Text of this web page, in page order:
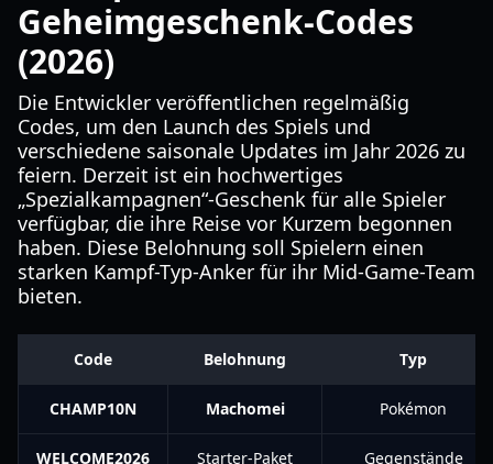
Geheimgeschenk-Codes
(2026)
Die Entwickler veröffentlichen regelmäßig
Codes, um den Launch des Spiels und
verschiedene saisonale Updates im Jahr 2026 zu
feiern. Derzeit ist ein hochwertiges
„Spezialkampagnen“-Geschenk für alle Spieler
verfügbar, die ihre Reise vor Kurzem begonnen
haben. Diese Belohnung soll Spielern einen
starken Kampf-Typ-Anker für ihr Mid-Game-Team
bieten.
Code Belohnung Typ
CHAMP10N Machomei Pokémon
WELCOME2026 Starter-Paket Gegenstände